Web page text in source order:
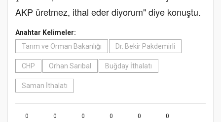
AKP üretmez, ithal eder diyorum" diye konuştu.
Anahtar Kelimeler:
Tarım ve Orman Bakanlığı
Dr. Bekir Pakdemirli
CHP Orhan Sarıbal Buğday İthalatı
Saman İthalatı
0 0 0 0 0 0